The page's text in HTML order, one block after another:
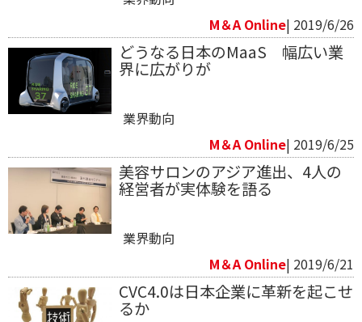
M＆A Online| 2019/6/26
どうなる日本のMaaS 幅広い業
界に広がりが
業界動向
M＆A Online| 2019/6/25
美容サロンのアジア進出、4人の
経営者が実体験を語る
業界動向
M＆A Online| 2019/6/21
CVC4.0は日本企業に革新を起こせ
るか